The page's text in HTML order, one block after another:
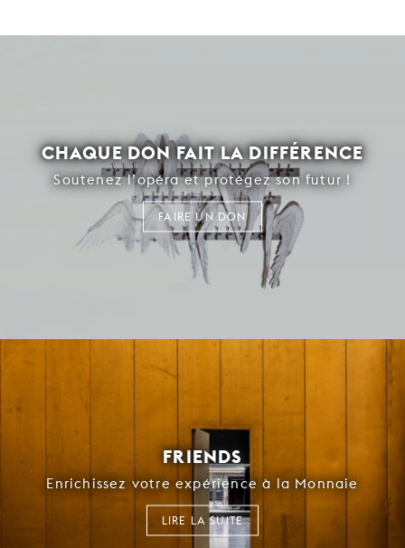
CHAQUE DON FAIT LA DIFFÉRENCE
Soutenez l’opéra et protégez son futur !
FAIRE UN DON
FRIENDS
Enrichissez votre expérience à la Monnaie
LIRE LA SUITE